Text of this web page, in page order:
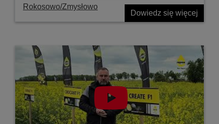
Rokosowo/Zmysłowo
Dowiedz się więcej